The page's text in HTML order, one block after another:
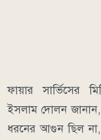
ফায়ার সার্ভিসের
ইসলাম দোলন জানান,
ধরনের আগুন ছিল